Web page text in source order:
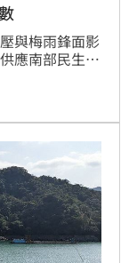
與梅雨鋒面影
應南部民生的
基水庫」，